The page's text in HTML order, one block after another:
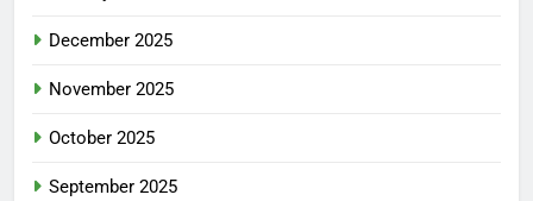
December 2025
November 2025
October 2025
September 2025